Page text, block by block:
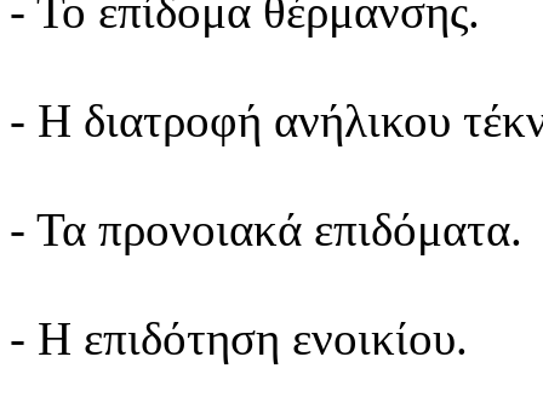
- Το επίδομα θέρμανσης.
- Η διατροφή ανήλικου
- Τα προνοιακά επιδόματα.
- Η επιδότηση ενοικίου.